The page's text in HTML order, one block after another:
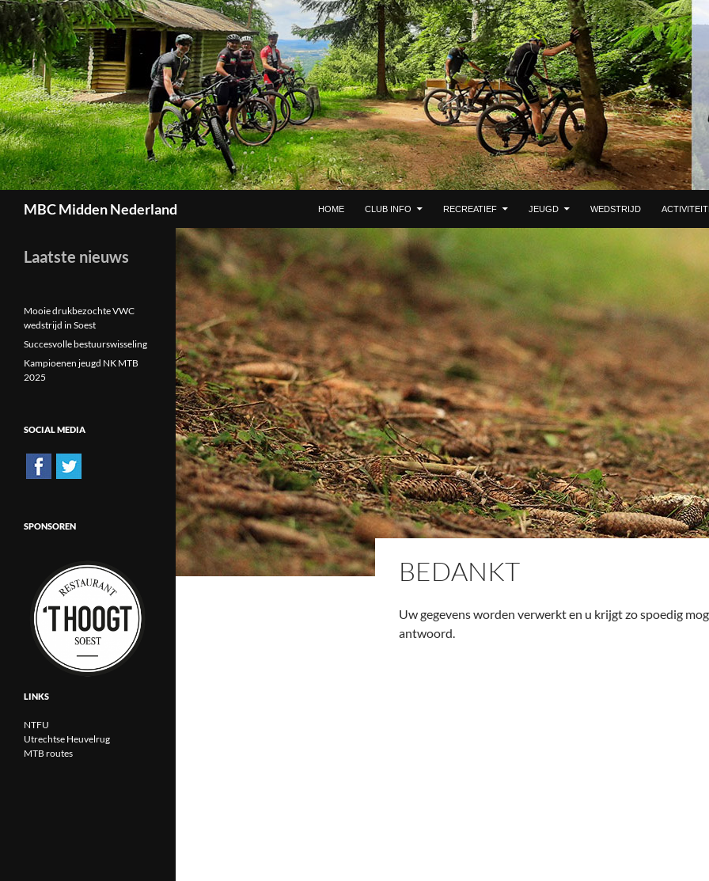
MBC Midden Nederland HOME CLUB INFO RECREATIEF JEUGD WEDSTRIJD
BEDANKT
Uw gegevens worden verwerkt en u krijgt zo spoedig
antwoord.
Laatste nieuws
Mooie drukbezochte VWC
wedstrijd in Soest
Succesvolle bestuurswisseling
Kampioenen jeugd NK MTB
2025
SOCIAL MEDIA
SPONSOREN
LINKS
NTFU
Utrechtse Heuvelrug
MTB routes